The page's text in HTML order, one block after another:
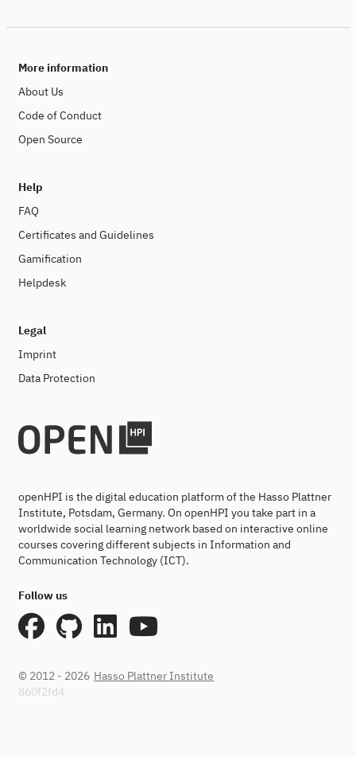
More information
About Us
Code of Conduct
Open Source
Help
FAQ
Certificates and Guidelines
Gamification
Helpdesk
Legal
Imprint
Data Protection
openHPI is the digital education platform of the Hasso Plattner
Institute, Potsdam, Germany. On openHPI you take part in a
worldwide social learning network based on interactive online
courses covering different subjects in Information and
Communication Technology (ICT).
Follow us
© 2012 - 2026 Hasso Plattner Institute
860f2fd4